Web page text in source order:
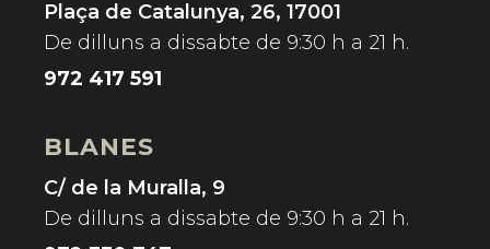
Plaça de Catalunya, 26, 17001
De dilluns a dissabte de 9:30 h a 21 h.
972 417 591
BLANES
C/ de la Muralla, 9
De dilluns a dissabte de 9:30 h a 21 h.